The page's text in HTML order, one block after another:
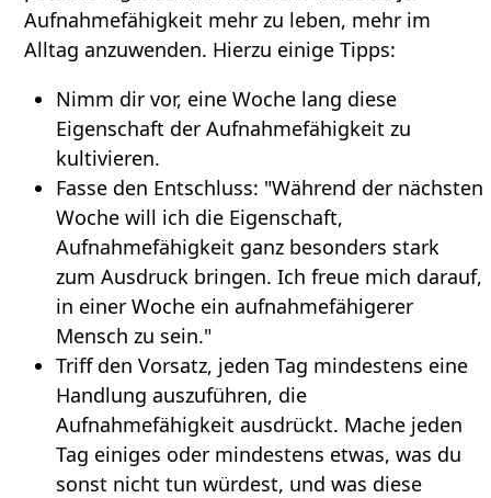
Aufnahmefähigkeit mehr zu leben, mehr im
Alltag anzuwenden. Hierzu einige Tipps:
Nimm dir vor, eine Woche lang diese
Eigenschaft der Aufnahmefähigkeit zu
kultivieren.
Fasse den Entschluss: "Während der nächsten
Woche will ich die Eigenschaft,
Aufnahmefähigkeit ganz besonders stark
zum Ausdruck bringen. Ich freue mich darauf,
in einer Woche ein aufnahmefähigerer
Mensch zu sein."
Triff den Vorsatz, jeden Tag mindestens eine
Handlung auszuführen, die
Aufnahmefähigkeit ausdrückt. Mache jeden
Tag einiges oder mindestens etwas, was du
sonst nicht tun würdest, und was diese